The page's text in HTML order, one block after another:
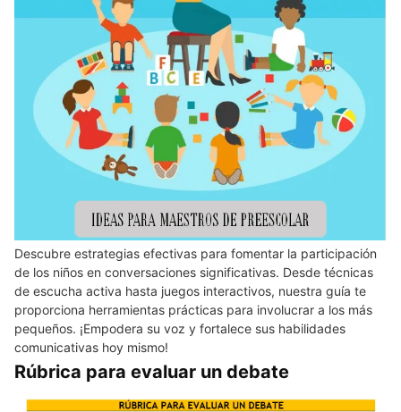
Descubre estrategias efectivas para fomentar la participación
de los niños en conversaciones significativas. Desde técnicas
de escucha activa hasta juegos interactivos, nuestra guía te
proporciona herramientas prácticas para involucrar a los más
pequeños. ¡Empodera su voz y fortalece sus habilidades
comunicativas hoy mismo!
Rúbrica para evaluar un debate